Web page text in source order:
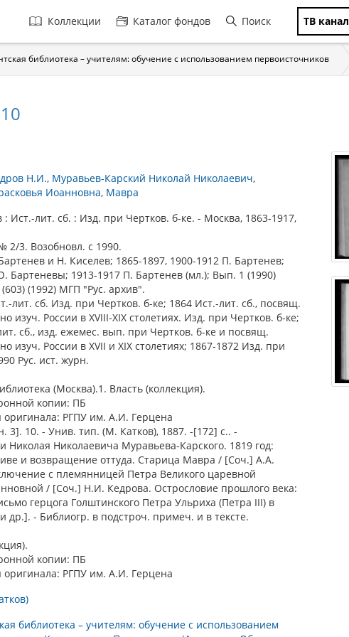
Главная
навигация
Коллекции Каталог фондов Поиск ТВ канал
библиотека – учителям: обучение с использованием первоисточников
Н.И. Муравьев-Карский Николай Николаевич
Иоанновна Мавра
Ист.-лит. сб. : Изд. при Чертков. б-ке. - Москва, 1863-1917,
2/3. Возобновл. с 1990.
и Н. Киселев; 1865-1897, 1900-1912 П. Бартенев;
Бартеневы; 1913-1917 П. Бартенев (мл.); Вып. 1 (1990)
(1992) МГП "Рус. архив".
лит. сб. Изд. при Чертков. б-ке; 1864 Ист.-лит. сб., посвящ.
изуч. России в XVIII-XIX столетиях. Изд. при Чертков. б-ке;
сб., изд. ежемес. вып. при Чертков. б-ке и посвящ.
изуч. России в XVII и XIX столетиях; 1867-1872 Изд. при
Рус. ист. журн.
(Москва).1. Власть (коллекция).
копии: ПБ
оригинала: РГПУ им. А.И. Герцена
3]. 10. - Унив. тип. (М. Катков), 1887. -[172] с.. -
Николая Николаевича Муравьева-Карского. 1819 год:
и возвращение оттуда. Старица Мавра / [Соч.] А.А.
с племянницей Петра Великого царевной
/ [Соч.] Н.И. Кедрова. Острословие прошлого века:
герцога Голштинского Петра Ульриха (Петра III) в
др.]. - Библиогр. в подстроч. примеч. и в тексте.
копии: ПБ
оригинала: РГПУ им. А.И. Герцена
библиотека – учителям: обучение с использованием